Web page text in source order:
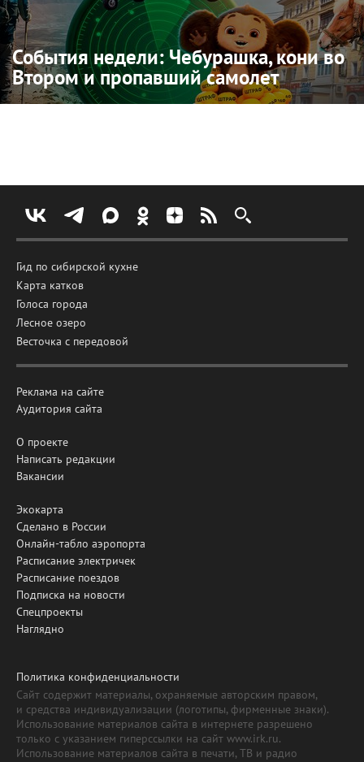
События недели: Чебурашка, кони во
Втором и пропавший самолет
Гид по сибирской кухне
Карта катков
Голоса города
Лесное озеро
Весточка с передовой
Реклама на сайте
Аудитория сайта
О проекте
Написать редакции
Вакансии
Экокарта
Сделано в России
Онлайн-табло аэропорта
Расписание электричек
Расписание поездов
Подписка на новости
Спецпроекты
Наглядно
Политика конфиденциальности
Сайт содержит материалы, охраняемые авторским правом,
и средства индивидуализации (логотипы, фирменные знаки).
Использование материалов сайта в интернете разрешено
только с указанием гиперссылки на сайт www.irk.ru.
Использование материалов сайта в печати, ТВ и радио